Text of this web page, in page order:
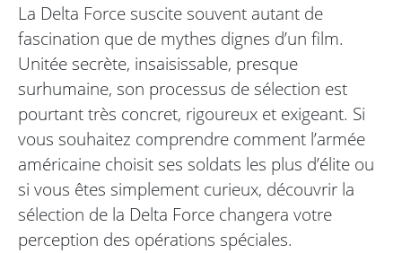
La Delta Force suscite souvent autant de
fascination que de mythes dignes d’un film.
Unitée secrète, insaisissable, presque
surhumaine, son processus de sélection est
pourtant très concret, rigoureux et exigeant. Si
vous souhaitez comprendre comment l’armée
américaine choisit ses soldats les plus d’élite ou
si vous êtes simplement curieux, découvrir la
sélection de la Delta Force changera votre
perception des opérations spéciales.